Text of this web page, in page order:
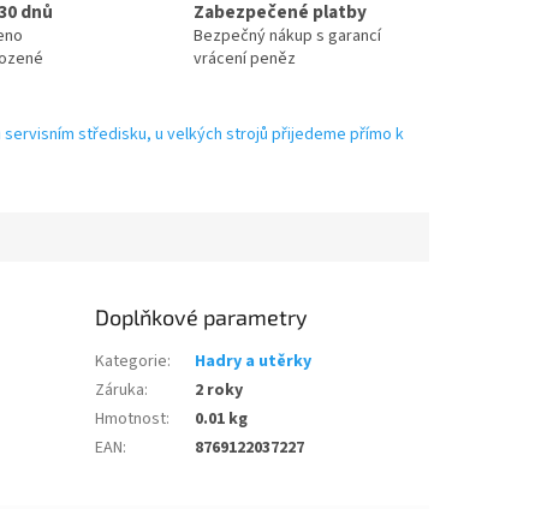
dnů Zabezpečené platby
Bezpečný nákup s garancí
vrácení peněz
středisku, u velkých strojů přijedeme přímo k
Doplňkové parametry
Kategorie:
Hadry a utěrky
Záruka:
2 roky
Hmotnost:
0.01 kg
EAN: 8769122037227